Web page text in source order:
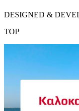
DESIGNED &
TOP